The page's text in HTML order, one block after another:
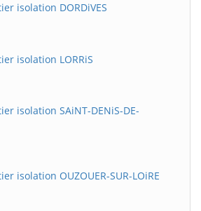
isolation DORDiVES
isolation LORRiS
isolation SAiNT-DENiS-DE-
isolation OUZOUER-SUR-LOiRE